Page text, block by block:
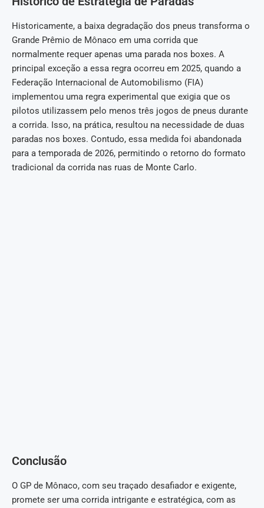
Historicamente, a baixa degradação dos pneus transforma o
Grande Prêmio de Mônaco em uma corrida que
normalmente requer apenas uma parada nos boxes. A
principal exceção a essa regra ocorreu em 2025, quando a
Federação Internacional de Automobilismo (FIA)
implementou uma regra experimental que exigia que os
pilotos utilizassem pelo menos três jogos de pneus durante
a corrida. Isso, na prática, resultou na necessidade de duas
paradas nos boxes. Contudo, essa medida foi abandonada
para a temporada de 2026, permitindo o retorno do formato
tradicional da corrida nas ruas de Monte Carlo.
Conclusão
O GP de Mônaco, com seu traçado desafiador e exigente,
promete ser uma corrida intrigante e estratégica, com as